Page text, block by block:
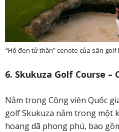
“Hố đen tử thần” cenote của sân
6. Skukuza Golf Course –
Nằm trong Công viên Quốc
golf Skukuza nằm trong một
hoang dã phong phú, bao